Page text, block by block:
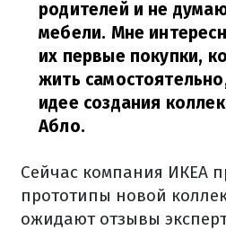
родителей и не
мебели. Мне
их первые покупки,
жить
идее создания
Абло.
Сейчас компания ИКЕА
прототипы новой
ожидают отзывы